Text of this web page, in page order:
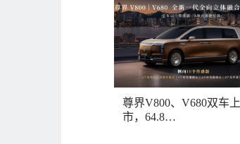
尊界V800、V680双车上
市，64.8…